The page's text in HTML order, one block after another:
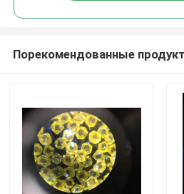
Порекомендованные